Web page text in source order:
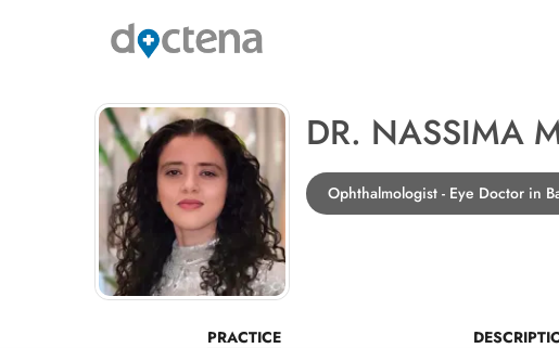
DR. NASSIMA
Ophthalmologist - Eye Doctor in
PRACTICE